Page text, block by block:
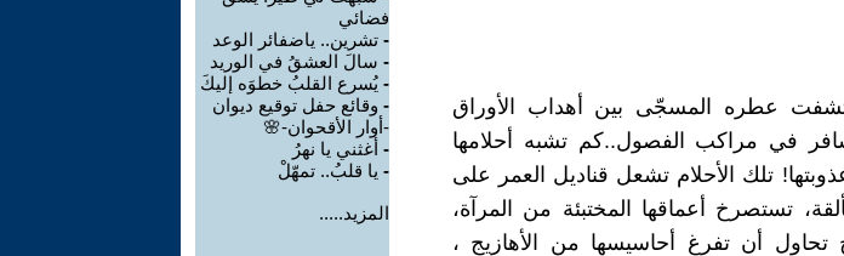
عطره المسجّى بين أهداب الأوراق
في مراكب الفصول..كم تشبه أحلامها
تلك الأحلام تشعل قناديل العمر على
تستصرخ أعماقها المختبئة من المرآة،
أن تفرغ أحاسيسها من الأهازيج ،
فضائي
- تشرين.. ياضفائر الوعد
- سالَ العشقُ في الوريد
- يُسرع القلبُ خطوَه إليكَ
- وقائع حفل توقيع ديوان
-أوار الأقحوان-🌸
- أغثني يا نهرُ
- يا قلبُ.. تمهّلْ
المزيد.....